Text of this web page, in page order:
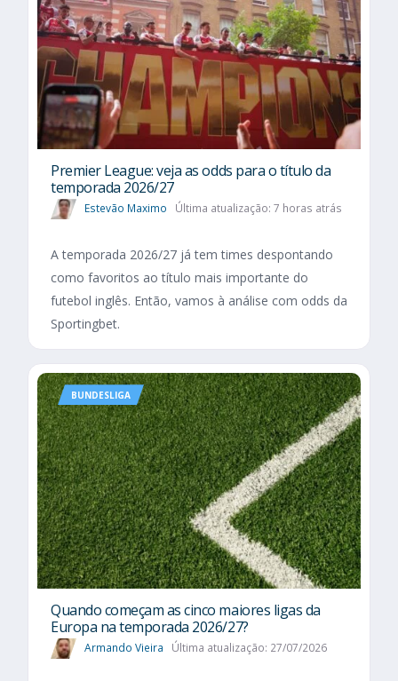
Premier League: veja as odds para o título da
temporada 2026/27
Estevão Maximo Última atualização: 7 horas atrás
A temporada 2026/27 já tem times despontando
como favoritos ao título mais importante do
futebol inglês. Então, vamos à análise com odds da
Sportingbet.
BUNDESLIGA
Quando começam as cinco maiores ligas da
Europa na temporada 2026/27?
Armando Vieira Última atualização: 27/07/2026